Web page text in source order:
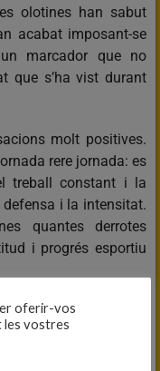
olotines han sabut
acabat imposant-se
marcador que no
que s’ha vist durant
molt positives.
rere jornada: es
treball constant i la
i la intensitat.
quantes derrotes
i progrés esportiu
que aquest
creixent!
oferir-vos
les vostres